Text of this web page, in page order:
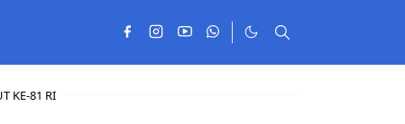
KE-81 RI